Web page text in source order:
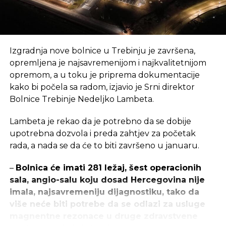
Izgradnja parkinga u Kreševu
NE PROPUSTITE
Dubai gradi najveću solarnu elektranu na
svijetu
Izgradnja nove bolnice u Trebinju je završena,
opremljena je najsavremenijom i najkvalitetnijom
opremom, a u toku je priprema dokumentacije
kako bi počela sa radom, izjavio je Srni direktor
Bolnice Trebinje Nedeljko Lambeta.
Lambeta je rekao da je potrebno da se dobije
upotrebna dozvola i preda zahtjev za početak
rada, a nada se da će to biti završeno u januaru.
– Bolnica će imati 281 ležaj, šest operacionih
sala, angio-salu koju dosad Hercegovina nije
imala, najsavremeniju dijagnostiku, tako da
više neće biti potrebe da se odlazi za usluge